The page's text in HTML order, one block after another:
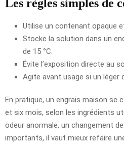
Les règles simples de
Utilise un contenant opaque
Stocke la solution dans un
de 15 °C.
Évite l’exposition directe au
Agite avant usage si un léger
En pratique, un engrais maison se
et six mois, selon les ingrédients
odeur anormale, un changement
importants, il vaut mieux refaire